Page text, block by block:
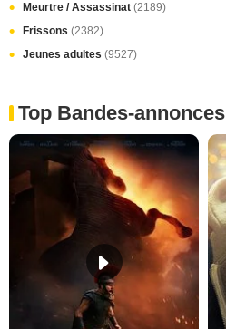
Meurtre / Assassinat (2189)
Frissons (2382)
Jeunes adultes (9527)
Top Bandes-annonces